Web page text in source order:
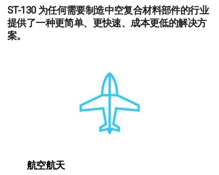
ST-130 为任何需要制造中空复合材料部件的行业
提供了一种更简单、更快速、成本更低的解决方
案。
航空航天